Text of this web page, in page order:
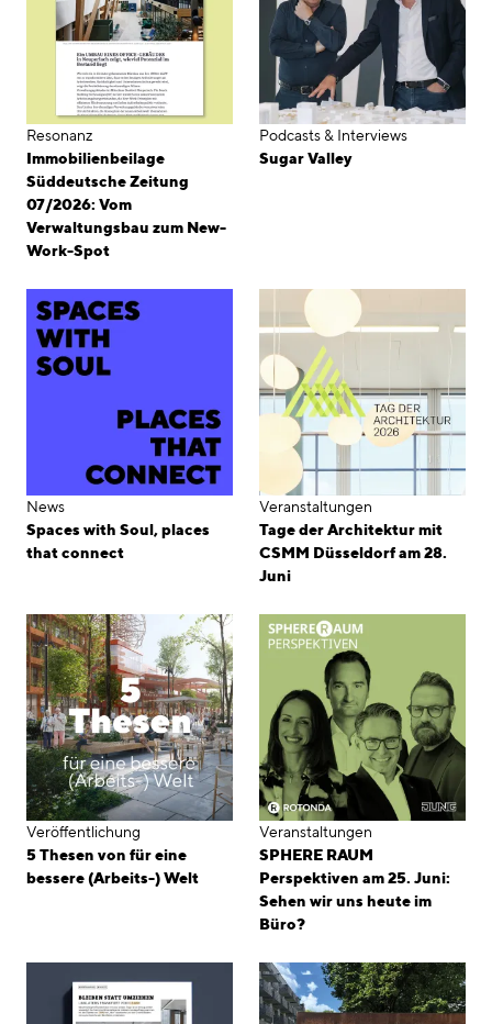
Resonanz
Immobilienbeilage
Süddeutsche Zeitung
07/2026: Vom
Verwaltungsbau zum New-
Work-Spot
Podcasts & Interviews
Sugar Valley
News
Spaces with Soul, places
that connect
Veranstaltungen
Tage der Architektur mit
CSMM Düsseldorf am 28.
Juni
Veröffentlichung
5 Thesen von für eine
bessere (Arbeits-) Welt
Veranstaltungen
SPHERE RAUM
Perspektiven am 25. Juni:
Sehen wir uns heute im
Büro?